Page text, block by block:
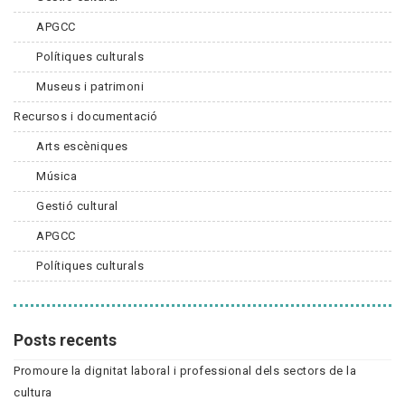
APGCC
Polítiques culturals
Museus i patrimoni
Recursos i documentació
Arts escèniques
Música
Gestió cultural
APGCC
Polítiques culturals
Posts recents
Promoure la dignitat laboral i professional dels sectors de la
cultura